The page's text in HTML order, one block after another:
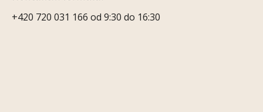
+420 720 031 166 od 9:30 do 16:30